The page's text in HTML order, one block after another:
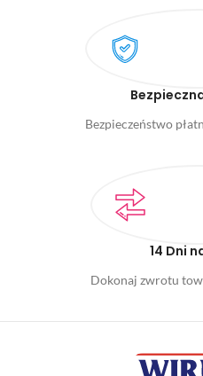
Bezpieczeństwo
14 Dni
Dokonaj zwrotu